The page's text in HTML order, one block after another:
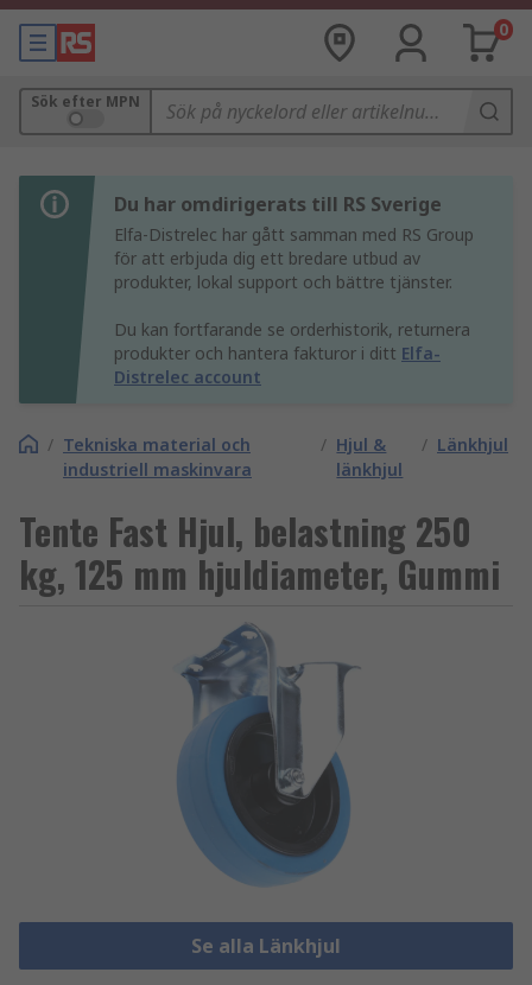
0
Sök efter MPN
Du har omdirigerats till RS Sverige
Elfa-Distrelec har gått samman med RS Group
för att erbjuda dig ett bredare utbud av
produkter, lokal support och bättre tjänster.
Du kan fortfarande se orderhistorik, returnera
produkter och hantera fakturor i ditt Elfa-
Distrelec account
/ Tekniska material och
industriell maskinvara
/ Hjul &
länkhjul
/ Länkhjul
Tente Fast Hjul, belastning 250
kg, 125 mm hjuldiameter, Gummi
Se alla Länkhjul